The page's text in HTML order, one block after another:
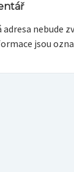
nebude
jsou